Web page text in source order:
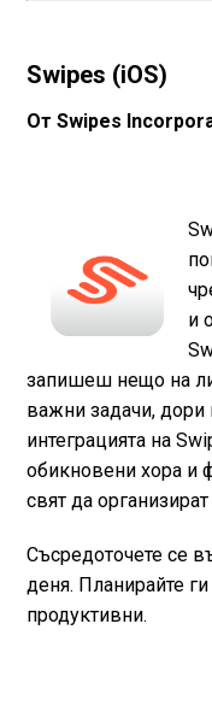
Swipes (iOS)
От Swipes
и
запишеш нещо на
важни задачи, дори
интеграцията на
обикновени хора и
свят да
Съсредоточете се
деня. Планирайте
продуктивни.